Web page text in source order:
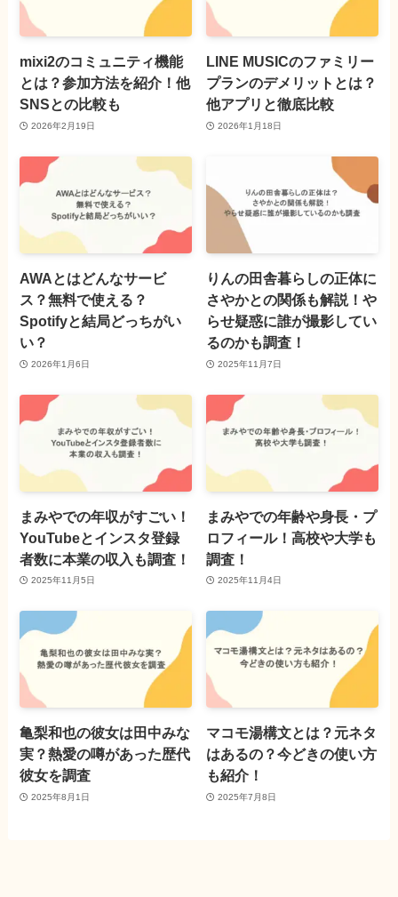
mixi2のコミュニティ機能
とは？参加方法を紹介！他
SNSとの比較も
2026年2月19日
LINE MUSICのファミリー
プランのデメリットとは？
他アプリと徹底比較
2026年1月18日
AWAとはどんなサービ
ス？無料で使える？
Spotifyと結局どっちがい
い？
2026年1月6日
りんの田舎暮らしの正体に
さやかとの関係も解説！や
らせ疑惑に誰が撮影してい
るのかも調査！
2025年11月7日
まみやでの年収がすごい！
YouTubeとインスタ登録
者数に本業の収入も調査！
2025年11月5日
まみやでの年齢や身長・プ
ロフィール！高校や大学も
調査！
2025年11月4日
亀梨和也の彼女は田中みな
実？熱愛の噂があった歴代
彼女を調査
2025年8月1日
マコモ湯構文とは？元ネタ
はあるの？今どきの使い方
も紹介！
2025年7月8日